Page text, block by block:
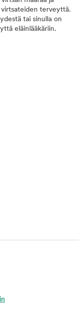
virtsateiden terveyttä.
tai sinulla on
eläinlääkäriin.